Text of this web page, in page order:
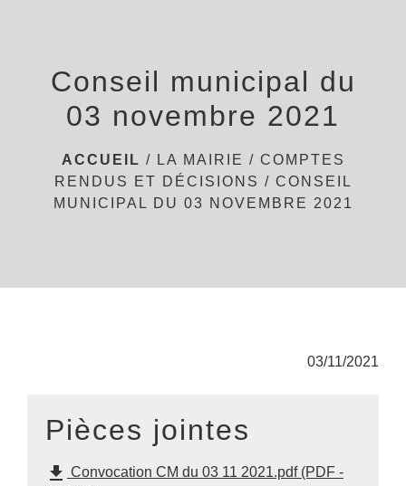
Conseil municipal du
03 novembre 2021
ACCUEIL / LA MAIRIE / COMPTES
RENDUS ET DÉCISIONS / CONSEIL
MUNICIPAL DU 03 NOVEMBRE 2021
03/11/2021
Pièces jointes
file_download Convocation CM du 03 11 2021.pdf (PDF -